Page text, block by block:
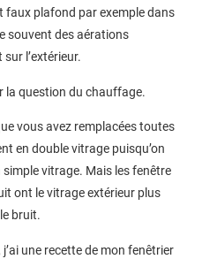
faux plafond par exemple dans
souvent des aérations
l’extérieur.
la question du chauffage.
vous avez remplacées toutes
en double vitrage puisqu’on
simple vitrage. Mais les fenêtre
ont le vitrage extérieur plus
bruit.
une recette de mon fenêtrier